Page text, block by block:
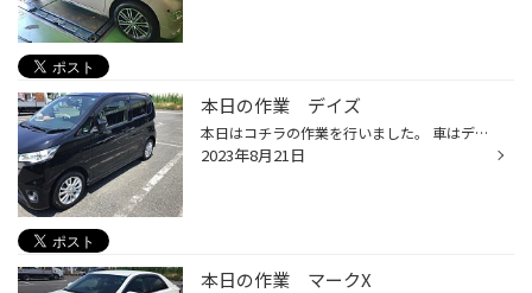
本日の作業 デイズ
本日はコチラの作業を行いました。 車はデイズ、装着タイヤはコチラです。 ブリヂストンのスタンダードエコタイヤ、エコピアNH200Cです。 中間ランク相当の商品で新車から初めてタイヤ交換される方やとにかく長持ちする商品をお探しの方にオススメな商品です。 当店では上記のようなスタンダード品...
2023年8月21日
本日の作業 マークX